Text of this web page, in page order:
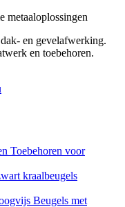
metaaloplossingen
en gevelafwerking.
en toebehoren.
Toebehoren voor
kraalbeugels
Beugels met